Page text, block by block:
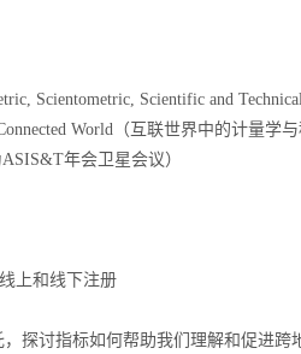
Scientometric, Scientific and
World（互联世界中的计量学与
ASIS&T年会卫星会议）
上和线下注册
探讨指标如何帮助我们理解和促进跨